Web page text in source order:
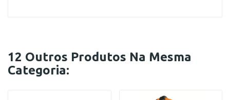
12 Outros Produtos Na Mesma
Categoria: